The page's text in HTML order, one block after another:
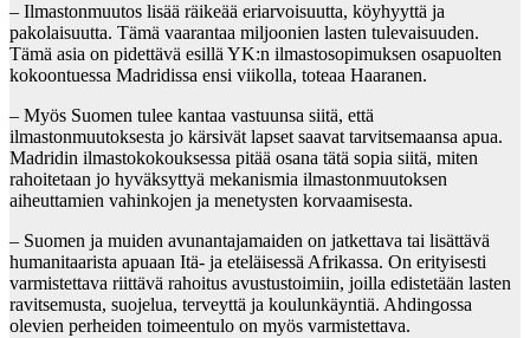
– Ilmastonmuutos lisää räikeää eriarvoisuutta, köyhyyttä ja
pakolaisuutta. Tämä vaarantaa miljoonien lasten tulevaisuuden.
Tämä asia on pidettävä esillä YK:n ilmastosopimuksen osapuolten
kokoontuessa Madridissa ensi viikolla, toteaa Haaranen.
– Myös Suomen tulee kantaa vastuunsa siitä, että
ilmastonmuutoksesta jo kärsivät lapset saavat tarvitsemaansa apua.
Madridin ilmastokokouksessa pitää osana tätä sopia siitä, miten
rahoitetaan jo hyväksyttyä mekanismia ilmastonmuutoksen
aiheuttamien vahinkojen ja menetysten korvaamisesta.
– Suomen ja muiden avunantajamaiden on jatkettava tai lisättävä
humanitaarista apuaan Itä- ja eteläisessä Afrikassa. On erityisesti
varmistettava riittävä rahoitus avustustoimiin, joilla edistetään lasten
ravitsemusta, suojelua, terveyttä ja koulunkäyntiä. Ahdingossa
olevien perheiden toimeentulo on myös varmistettava.